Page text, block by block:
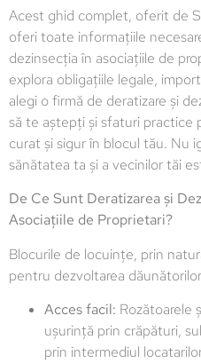
Acest ghid complet, oferit de
oferi toate informațiile
dezinsecția în asociațiile de
explora obligațiile legale,
alegi o firmă de deratizare și
să te aștepți și sfaturi practice
curat și sigur în blocul tău. Nu
sănătatea ta și a vecinilor tăi
De Ce Sunt Deratizarea și
Asociațiile de Proprietari?
Blocurile de locuințe, prin
pentru dezvoltarea
Acces facil: Rozătoarele
ușurință prin crăpături,
prin intermediul